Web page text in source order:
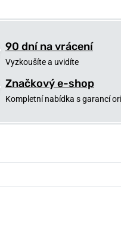
90 dní na vrácení
Vyzkoušíte a uvidíte
Značkový e-shop
Kompletní nabídka s garancí